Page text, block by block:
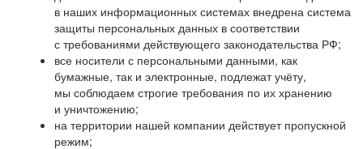
в наших информационных системах внедрена система
защиты персональных данных в соответствии
с требованиями действующего законодательства РФ;
все носители с персональными данными, как
бумажные, так и электронные, подлежат учёту,
мы соблюдаем строгие требования по их хранению
и уничтожению;
на территории нашей компании действует пропускной
режим;